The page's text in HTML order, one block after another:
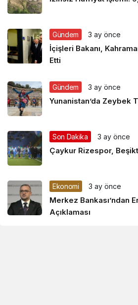
Gündem 3 ay önce
İçişleri Bakanı,
Etti
Gündem 3 ay önce
Yunanistan’da Zeybek
Son Dakika 3 ay önce
Çaykur Rizespor,
Ekonomi 3 ay önce
Merkez Bankası’ndan
Açıklaması